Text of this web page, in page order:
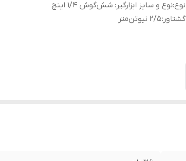
نوع:نوع و سایز ابزارگیر: شش‌‌گوش 1/4 اینچ
گشتاور :2/5 نیوتن‌متر